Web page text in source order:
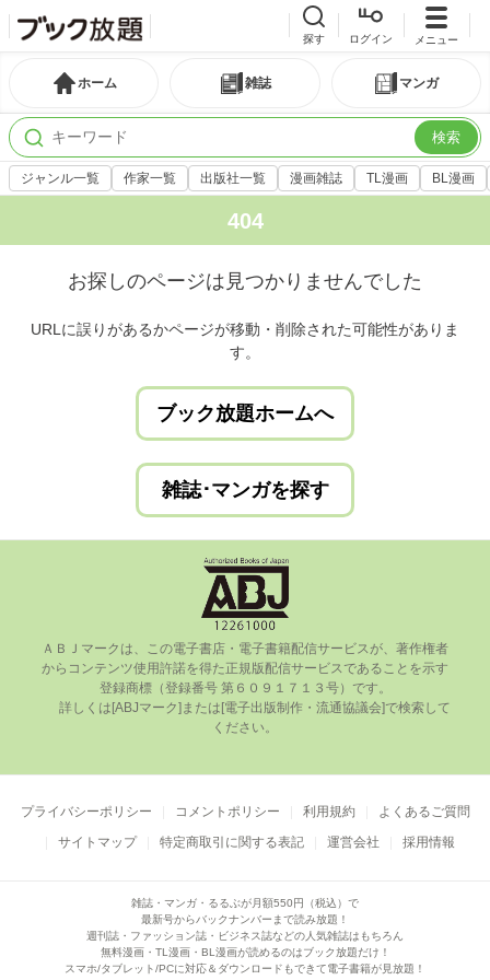
探す ログイン メニュー
ホーム 雑誌 マンガ
検索
ジャンル一覧 作家一覧 出版社一覧 漫画雑誌 TL漫画 BL漫画
404
お探しのページは見つかりませんでした
URLに誤りがあるかページが移動・削除された可能性がありま
す。
ブック放題ホームへ
雑誌･マンガを探す
ＡＢＪマークは、この電⼦書店・電⼦書籍配信サービスが、著作権者
からコンテンツ使⽤許諾を得た正規版配信サービスであることを⽰す
登録商標（登録番号 第６０９１７１３号）です。
ください。
プライバシーポリシー コメントポリシー 利用規約
よくあるご質問
サイトマップ
特定商取引に関する表記 運営会社 採用情報
雑誌・マンガ・るるぶが月額550円（税込）で
最新号からバックナンバーまで読み放題！
週刊誌・ファッション誌・ビジネス誌などの人気雑誌はもちろん
無料漫画・TL漫画・BL漫画が読めるのはブック放題だけ！
スマホ/タブレット/PCに対応＆ダウンロードもできて電子書籍が見放題！